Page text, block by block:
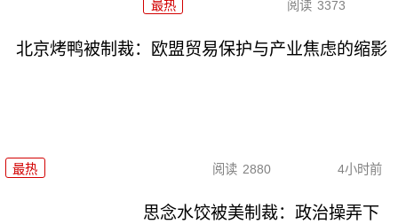
最热 阅读 3373
北京烤鸭被制裁：欧盟贸易保护与产业焦虑的缩影
最热 阅读 2880 4小时前
思念水饺被美制裁：政治操弄下